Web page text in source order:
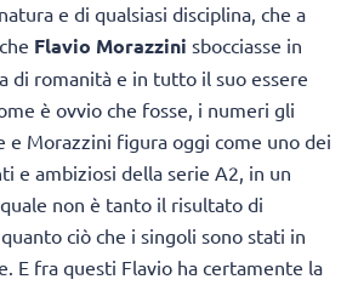
e di qualsiasi disciplina, che a
Flavio Morazzini sbocciasse in
di romanità e in tutto il suo essere
è ovvio che fosse, i numeri gli
e Morazzini figura oggi come uno dei
e ambiziosi della serie A2, in un
non è tanto il risultato di
ciò che i singoli sono stati in
E fra questi Flavio ha certamente la